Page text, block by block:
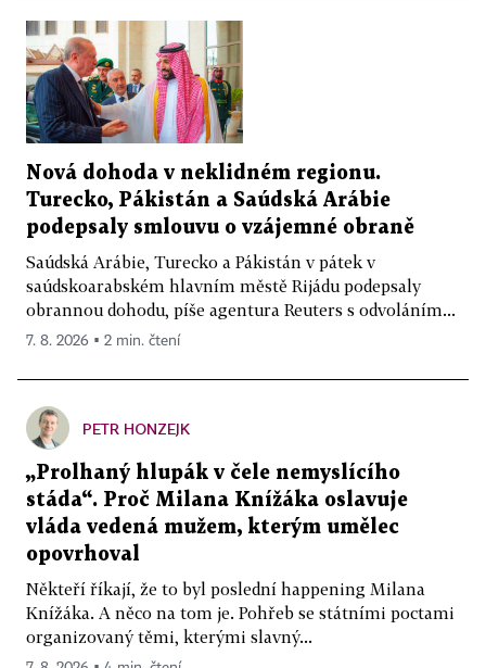
Nová dohoda v neklidném regionu.
Turecko, Pákistán a Saúdská Arábie
podepsaly smlouvu o vzájemné obraně
Saúdská Arábie, Turecko a Pákistán v pátek v
saúdskoarabském hlavním městě Rijádu podepsaly
obrannou dohodu, píše agentura Reuters s odvoláním...
7. 8. 2026 ▪ 2 min. čtení
PETR HONZEJK
„Prolhaný hlupák v čele nemyslícího
stáda“. Proč Milana Knížáka oslavuje
vláda vedená mužem, kterým umělec
opovrhoval
Někteří říkají, že to byl poslední happening Milana
Knížáka. A něco na tom je. Pohřeb se státními poctami
organizovaný těmi, kterými slavný...